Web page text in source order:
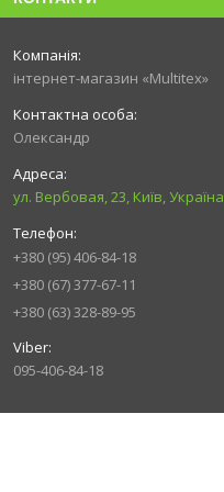
інтернет-магазин «Multitex»
Олександр
ул. Вербовая, 23, Київ, Україна
+380 (95) 406-84-18
+380 (67) 377-67-11
+380 (63) 328-89-95
095-406-84-18